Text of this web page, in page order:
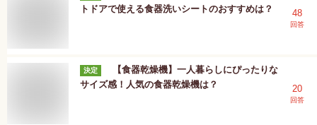
トドアで使える食器洗いシートのおすすめは？
48
回答
決定
【食器乾燥機】一人暮らしにぴったりな
サイズ感！人気の食器乾燥機は？
20
回答